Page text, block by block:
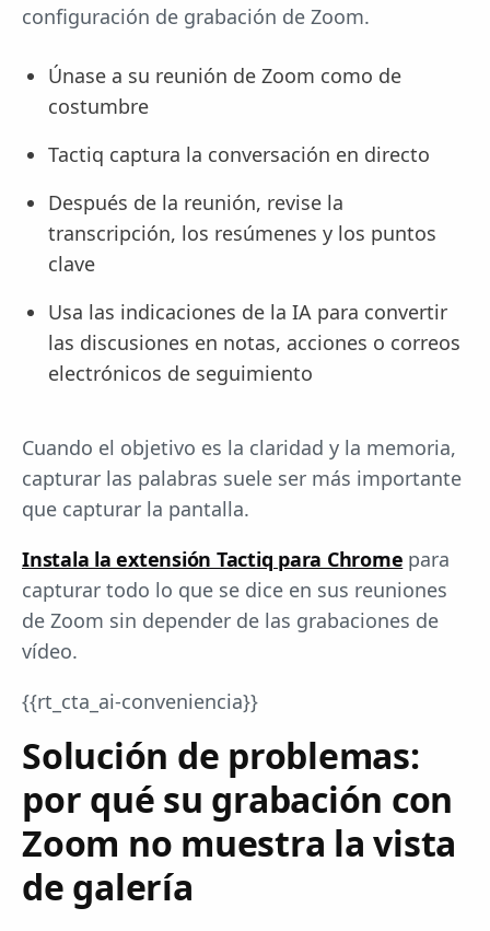
configuración de grabación de Zoom.
Únase a su reunión de Zoom como de
costumbre
Tactiq captura la conversación en directo
Después de la reunión, revise la
transcripción, los resúmenes y los puntos
clave
Usa las indicaciones de la IA para convertir
las discusiones en notas, acciones o correos
electrónicos de seguimiento
Cuando el objetivo es la claridad y la memoria,
capturar las palabras suele ser más importante
que capturar la pantalla.
Instala la extensión Tactiq para Chrome para
capturar todo lo que se dice en sus reuniones
de Zoom sin depender de las grabaciones de
vídeo.
{{rt_cta_ai-conveniencia}}
Solución de problemas:
por qué su grabación con
Zoom no muestra la vista
de galería